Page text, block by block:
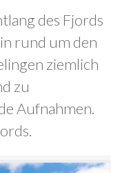
des Fjords
rund um den
ziemlich
zu
Aufnahmen.